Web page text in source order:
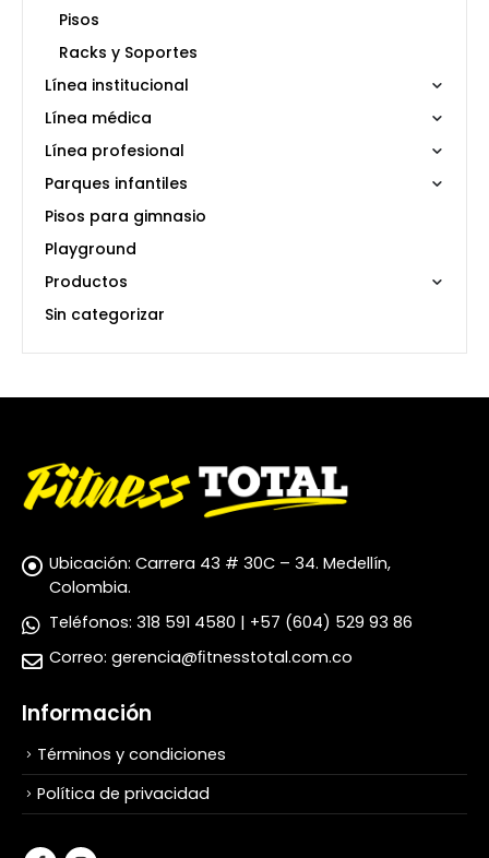
Pisos
Racks y Soportes
Línea institucional
Línea médica
Línea profesional
Parques infantiles
Pisos para gimnasio
Playground
Productos
Sin categorizar
Ubicación: Carrera 43 # 30C – 34. Medellín,
Colombia.
Teléfonos: 318 591 4580 | +57 (604) 529 93 86
Correo: gerencia@ﬁtnesstotal.com.co
Información
Términos y condiciones
Política de privacidad